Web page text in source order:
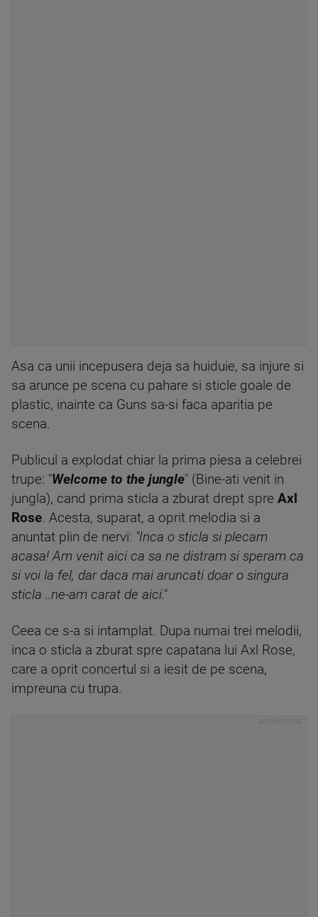
Asa ca unii incepusera deja sa huiduie, sa injure si
sa arunce pe scena cu pahare si sticle goale de
plastic, inainte ca Guns sa-si faca aparitia pe
scena.
Publicul a explodat chiar la prima piesa a celebrei
trupe: "Welcome to the jungle" (Bine-ati venit in
jungla), cand prima sticla a zburat drept spre Axl
Rose. Acesta, suparat, a oprit melodia si a
anuntat plin de nervi: "Inca o sticla si plecam
acasa! Am venit aici ca sa ne distram si speram ca
si voi la fel, dar daca mai aruncati doar o singura
sticla ..ne-am carat de aici."
Ceea ce s-a si intamplat. Dupa numai trei melodii,
inca o sticla a zburat spre capatana lui Axl Rose,
care a oprit concertul si a iesit de pe scena,
impreuna cu trupa.